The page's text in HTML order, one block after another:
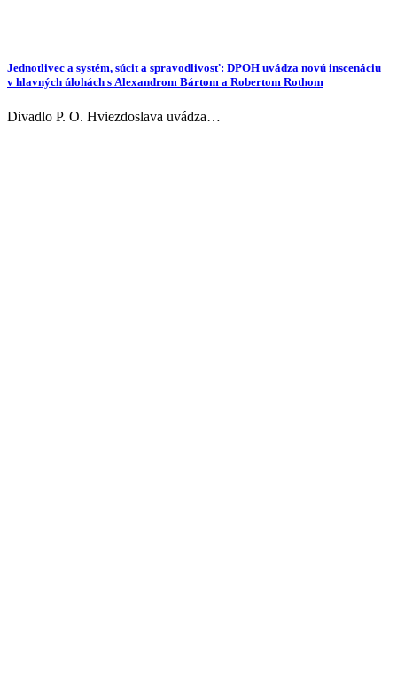
Jednotlivec a systém, súcit a spravodlivosť: DPOH uvádza novú inscenáciu
v hlavných úlohách s Alexandrom Bártom a Robertom Rothom
Divadlo P. O. Hviezdoslava uvádza…